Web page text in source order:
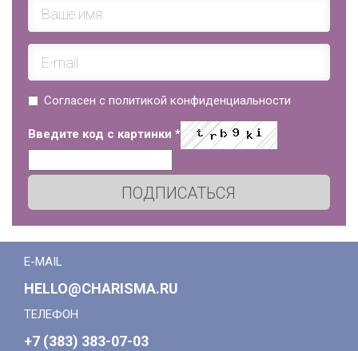
Согласен с политикой конфиденциальности
Введите код с картинки *
ПОДПИСАТЬСЯ
E-MAIL
HELLO@CHARISMA.RU
ТЕЛЕФОН
+7 (383) 383-07-03